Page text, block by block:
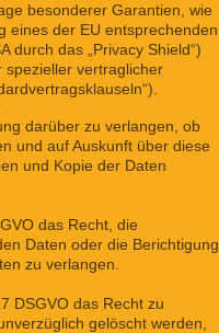
besonderer Garantien, wie
eines der EU entsprechenden
durch das „Privacy Shield“)
spezieller vertraglicher
darüber zu verlangen, ob
und auf Auskunft über diese
und Kopie der Daten
das Recht, die
Daten oder die Berichtigung
zu verlangen.
DSGVO das Recht zu
gelöscht werden,